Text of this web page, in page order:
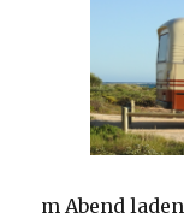
m Abend